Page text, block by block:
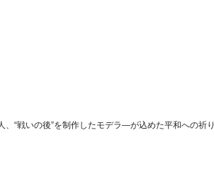
、“戦いの後”を制作したモデラ―が込めた平和への祈り